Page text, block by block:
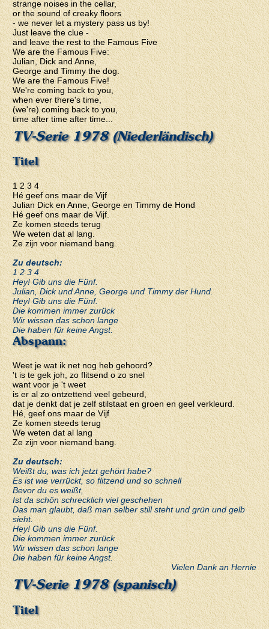
strange noises in the cellar,
or the sound of creaky floors
- we never let a mystery pass us by!
Just leave the clue -
and leave the rest to the Famous Five
We are the Famous Five:
Julian, Dick and Anne,
George and Timmy the dog.
We are the Famous Five!
We're coming back to you,
when ever there's time,
(we're) coming back to you,
time after time after time...
TV-Serie 1978 (Niederländisch)
Titel
1 2 3 4
Hé geef ons maar de Vijf
Julian Dick en Anne, George en Timmy de Hond
Hé geef ons maar de Vijf.
Ze komen steeds terug
We weten dat al lang.
Ze zijn voor niemand bang.
Zu deutsch:
1 2 3 4
Hey! Gib uns die Fünf.
Julian, Dick und Anne, George und Timmy der Hund.
Hey! Gib uns die Fünf.
Die kommen immer zurück
Wir wissen das schon lange
Die haben für keine Angst.
Abspann:
Weet je wat ik net nog heb gehoord?
't is te gek joh, zo flitsend o zo snel
want voor je 't weet
is er al zo ontzettend veel gebeurd,
dat je denkt dat je zelf stilstaat en groen en geel verkleurd.
Hé, geef ons maar de Vijf
Ze komen steeds terug
We weten dat al lang
Ze zijn voor niemand bang.
Zu deutsch:
Weißt du, was ich jetzt gehört habe?
Es ist wie verrückt, so flitzend und so schnell
Bevor du es weißt,
Ist da schön schrecklich viel geschehen
Das man glaubt, daß man selber still steht und grün und gelb
sieht.
Hey! Gib uns die Fünf.
Die kommen immer zurück
Wir wissen das schon lange
Die haben für keine Angst.
Vielen Dank an Hernie
TV-Serie 1978 (spanisch)
Titel